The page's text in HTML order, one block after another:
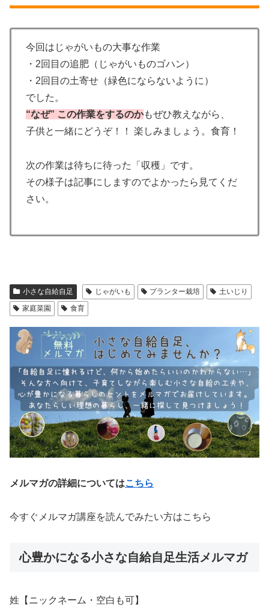
今回はじゃがいもの大事な作業
・2回目の追肥（じゃがいものゴハン）
・2回目の土寄せ（緑色にならないように）
でした。
“なぜ” この作業をするのかもぜひ教えながら、
子供と一緒にどうぞ！！ 楽しみましょう。食育！
次の作業は待ちに待った「収穫」です。
その様子は記事にしますのでよかったら見てくだ
さい。
小さな自給自足 じゃがいも プランター栽培
土いじり
家庭菜園
食育
メルマガの詳細についてはこちら
今すぐメルマガ講座を読んでみたい方はこちら
心豊かになる小さな自給自足生活メルマガ
姓【ニックネーム・空白も可】